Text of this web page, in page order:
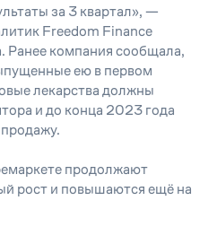
за 3 квартал», —
Freedom Finance
Ранее компания сообщала,
ею в первом
лекарства должны
и до конца 2023 года
продолжают
рост и повышаются ещё на